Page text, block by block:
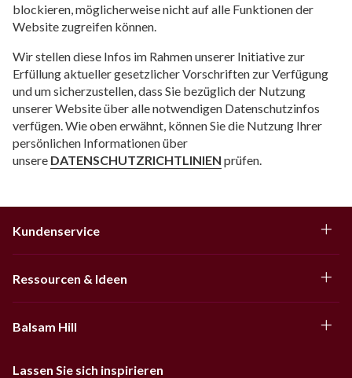
blockieren, möglicherweise nicht auf alle Funktionen der
Website zugreifen können.
Wir stellen diese Infos im Rahmen unserer Initiative zur
Erfüllung aktueller gesetzlicher Vorschriften zur Verfügung
und um sicherzustellen, dass Sie bezüglich der Nutzung
unserer Website über alle notwendigen Datenschutzinfos
verfügen. Wie oben erwähnt, können Sie die Nutzung Ihrer
persönlichen Informationen über
unsere DATENSCHUTZRICHTLINIEN prüfen.
Kundenservice
Ressourcen & Ideen
Balsam Hill
Lassen Sie sich inspirieren